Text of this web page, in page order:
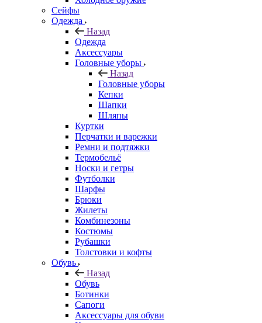
Сейфы
Одежда
Назад
Одежда
Аксессуары
Головные уборы
Назад
Головные уборы
Кепки
Шапки
Шляпы
Куртки
Перчатки и варежки
Ремни и подтяжки
Термобельё
Носки и гетры
Футболки
Шарфы
Брюки
Жилеты
Комбинезоны
Костюмы
Рубашки
Толстовки и кофты
Обувь
Назад
Обувь
Ботинки
Сапоги
Аксессуары для обуви